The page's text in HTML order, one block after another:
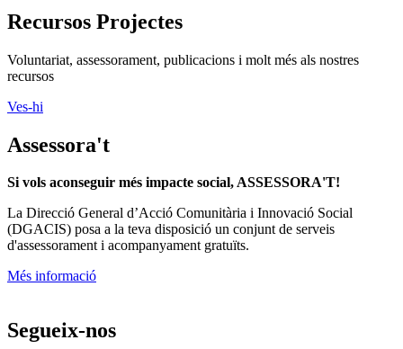
Recursos Projectes
Voluntariat, assessorament, publicacions i molt més als nostres
LaDirecció General d’Acció Comunitària i Innovació Social
(DGACIS)posa a la teva disposició un conjunt de serveis